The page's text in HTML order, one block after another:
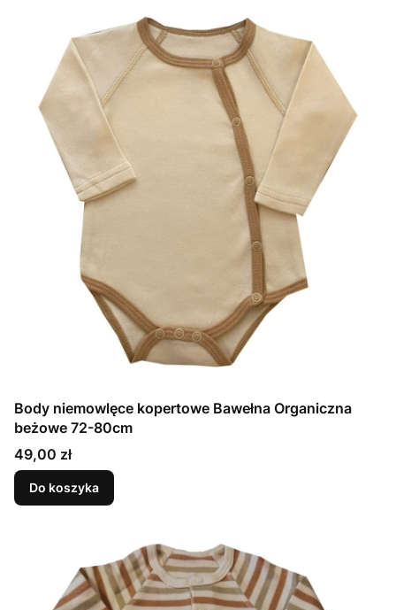
Body niemowlęce kopertowe Bawełna Organiczna
beżowe 72-80cm
Cena
49,00 zł
Do koszyka